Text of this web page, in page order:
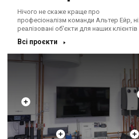
Нічого не скаже краще про
професіоналізм команди Альтер Ейр,
реалізовані об'єкти для наших клієнтів
Всі проєкти